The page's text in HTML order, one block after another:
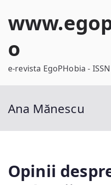
o
e-revista EgoPHobia -
Ana Mănescu
Opinii